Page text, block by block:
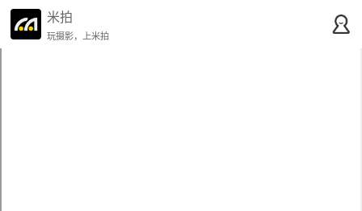
米拍
玩摄影，上米拍